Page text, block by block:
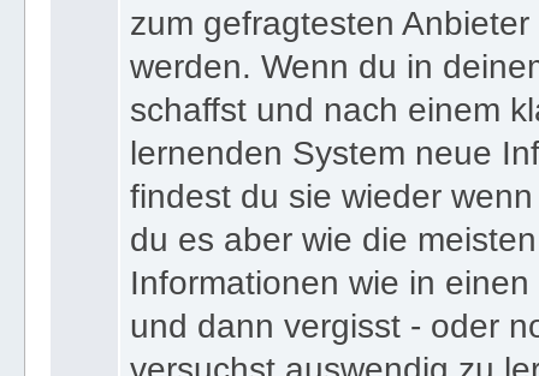
zum gefragtesten
werden. Wenn du in
schaffst und nach einem
lernenden System neue
findest du sie wieder
du es aber wie die
Informationen wie in
und dann vergisst - oder